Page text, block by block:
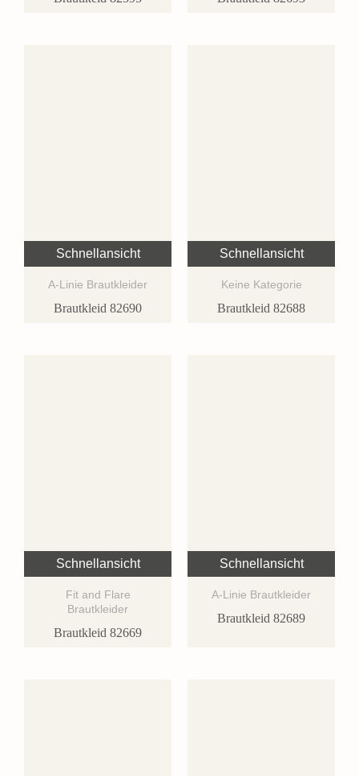
Schnellansicht
A-Linie Brautkleider
Brautkleid 82690
Schnellansicht
Keine Kategorie
Brautkleid 82688
Schnellansicht
Fit and Flare
Brautkleider
Brautkleid 82669
Schnellansicht
A-Linie Brautkleider
Brautkleid 82689